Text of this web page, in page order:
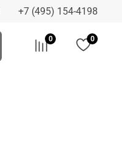
+7 (495) 154-4198
0 0